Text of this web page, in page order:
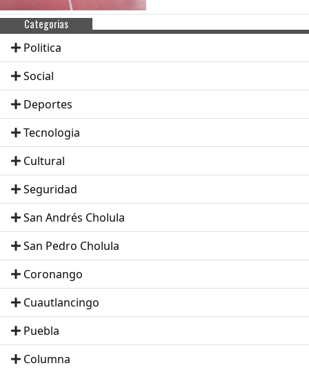
Categorias
Politica
Social
Deportes
Tecnologia
Cultural
Seguridad
San Andrés Cholula
San Pedro Cholula
Coronango
Cuautlancingo
Puebla
Columna